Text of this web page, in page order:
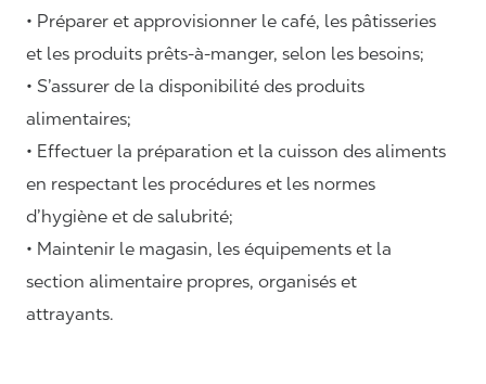
• Préparer et approvisionner le café, les pâtisseries
et les produits prêts-à-manger, selon les besoins;
• S’assurer de la disponibilité des produits
alimentaires;
• Effectuer la préparation et la cuisson des aliments
en respectant les procédures et les normes
d’hygiène et de salubrité;
• Maintenir le magasin, les équipements et la
section alimentaire propres, organisés et
attrayants.